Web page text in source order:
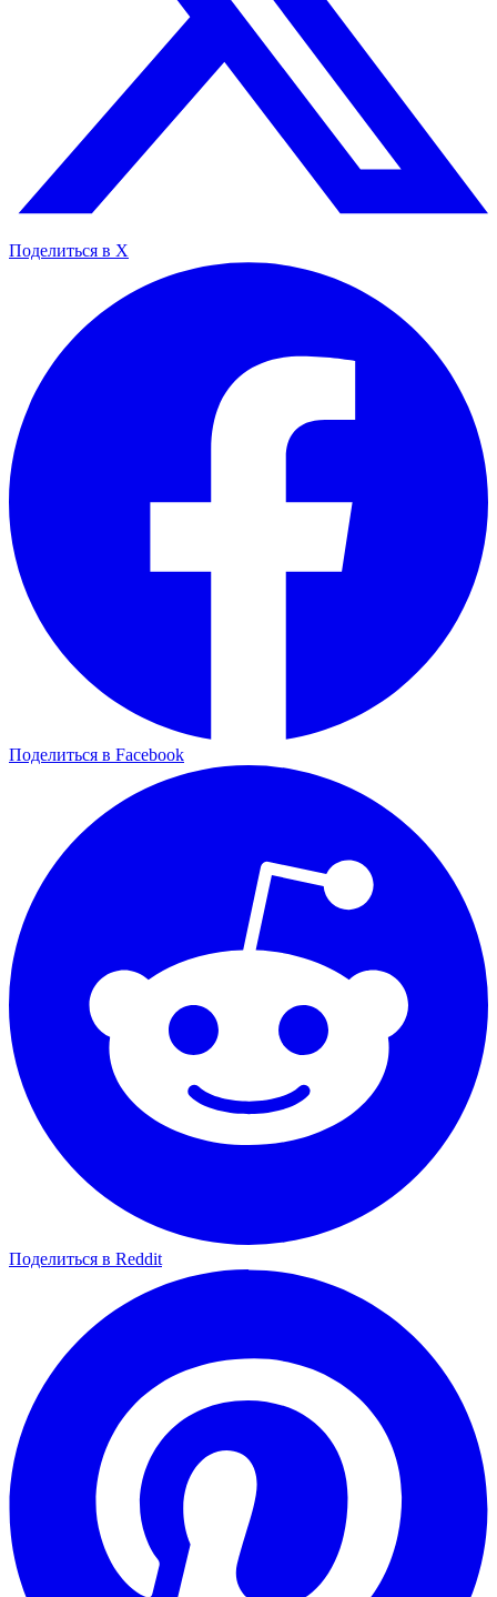
Поделиться в X
Поделиться в Facebook
Поделиться в Reddit